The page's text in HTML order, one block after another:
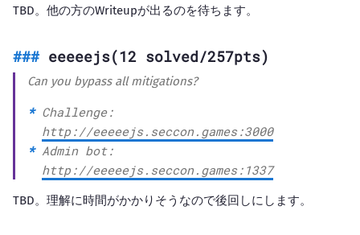
TBD。他の方のWriteupが出るのを待ちます。
eeeeejs(12 solved/257pts)
Can you bypass all mitigations?
Challenge:
http://eeeeejs.seccon.games:3000
Admin bot:
http://eeeeejs.seccon.games:1337
TBD。理解に時間がかかりそうなので後回しにします。